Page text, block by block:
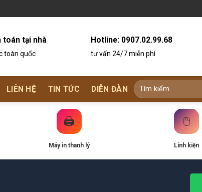
toán tại nhà
toàn quốc
Hotline: 0907.02.99.68
tư vấn 24/7 miễn phí
LIÊN HỆ TIN TỨC DIỄN ĐÀN
🖨️
Máy in thanh lý
🖱️
Linh kiện